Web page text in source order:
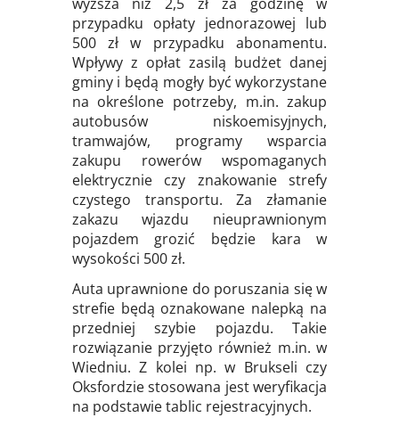
przypadku opłaty jednorazowej lub
500 zł w przypadku abonamentu.
Wpływy z opłat zasilą budżet danej
gminy i będą mogły być wykorzystane
na określone potrzeby, m.in. zakup
autobusów niskoemisyjnych,
tramwajów, programy wsparcia
zakupu rowerów wspomaganych
elektrycznie czy znakowanie strefy
czystego transportu. Za złamanie
zakazu wjazdu nieuprawnionym
pojazdem grozić będzie kara w
wysokości 500 zł.
Auta uprawnione do poruszania się w
strefie będą oznakowane nalepką na
przedniej szybie pojazdu. Takie
rozwiązanie przyjęto również m.in. w
Wiedniu. Z kolei np. w Brukseli czy
Oksfordzie stosowana jest weryfikacja
na podstawie tablic rejestracyjnych.